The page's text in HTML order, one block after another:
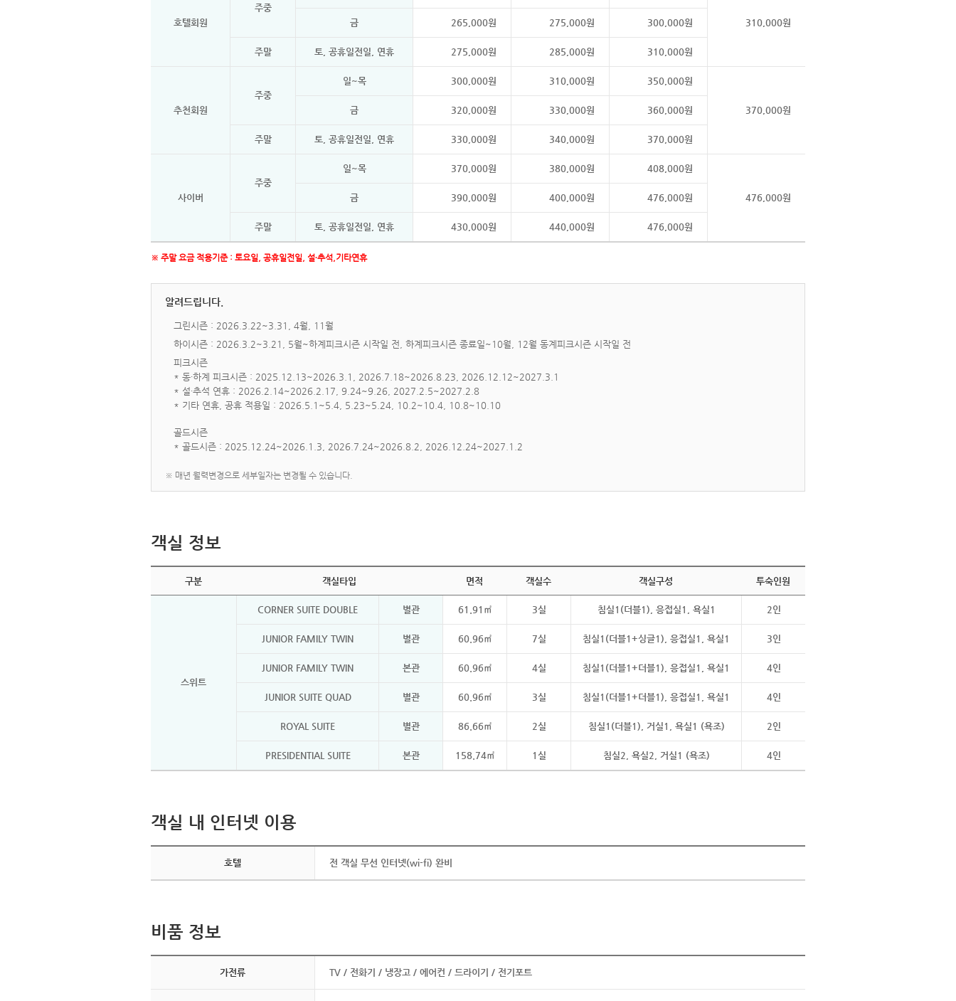
호텔회원
주중
310,000원
금 265,000원 275,000원 300,000원
주말 토, 공휴일전일, 연휴 275,000원 285,000원 310,000원
추천회원
주중
일~목 300,000원 310,000원 350,000원
370,000원
금 320,000원 330,000원 360,000원
주말 토, 공휴일전일, 연휴 330,000원 340,000원 370,000원
사이버
주중
일~목 370,000원 380,000원 408,000원
476,000원
금 390,000원 400,000원 476,000원
주말 토, 공휴일전일, 연휴 430,000원 440,000원 476,000원
※ 주말 요금 적용기준 : 토요일, 공휴일전일, 설∙추석,기타연휴
알려드립니다.
그린시즌 : 2026.3.22~3.31, 4월, 11월
하이시즌 : 2026.3.2~3.21, 5월~하계피크시즌 시작일 전, 하계피크시즌 종료일~10월, 12월 동계피크시즌 시작일 전
피크시즌
* 동∙하계 피크시즌 : 2025.12.13~2026.3.1, 2026.7.18~2026.8.23, 2026.12.12~2027.3.1
* 설∙추석 연휴 : 2026.2.14~2026.2.17, 9.24~9.26, 2027.2.5~2027.2.8
* 기타 연휴, 공휴 적용일 : 2026.5.1~5.4, 5.23~5.24, 10.2~10.4, 10.8~10.10
골드시즌
* 골드시즌 : 2025.12.24~2026.1.3, 2026.7.24~2026.8.2, 2026.12.24~2027.1.2
※ 매년 월력변경으로 세부일자는 변경될 수 있습니다.
객실 정보
구분 객실타입 면적 객실수 객실구성 투숙인원
스위트
CORNER SUITE DOUBLE 별관 61.91㎡ 3실 침실1(더블1), 응접실1, 욕실1 2인
JUNIOR FAMILY TWIN 별관 60.96㎡ 7실 침실1(더블1+싱글1), 응접실1, 욕실1 3인
JUNIOR FAMILY TWIN 본관 60.96㎡ 4실 침실1(더블1+더블1), 응접실1, 욕실1 4인
JUNIOR SUITE QUAD 별관 60.96㎡ 3실 침실1(더블1+더블1), 응접실1, 욕실1 4인
ROYAL SUITE 별관 86.66㎡ 2실 침실1(더블1), 거실1, 욕실1 (욕조) 2인
PRESIDENTIAL SUITE 본관 158.74㎡ 1실 침실2, 욕실2, 거실1 (욕조) 4인
객실 내 인터넷 이용
호텔 전 객실 무선 인터넷(wi-fi) 완비
비품 정보
가전류 TV / 전화기 / 냉장고 / 에어컨 / 드라이기 / 전기포트